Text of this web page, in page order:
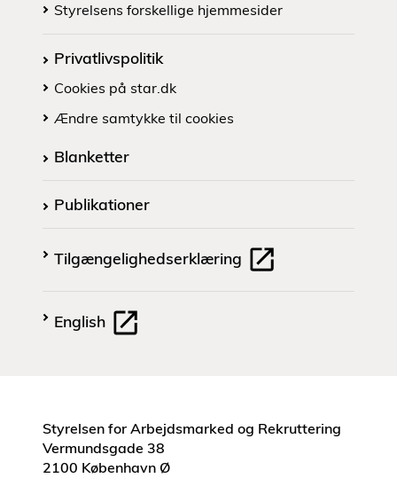
Styrelsens forskellige hjemmesider
Privatlivspolitik
Cookies på star.dk
Ændre samtykke til cookies
Blanketter
Publikationer
Tilgængelighedserklæring
English
Styrelsen for Arbejdsmarked og Rekruttering
Vermundsgade 38
2100 København Ø